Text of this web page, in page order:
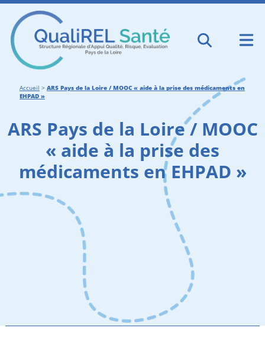
Accueil > ARS Pays de la Loire / MOOC « aide à la prise des médicaments en
EHPAD »
ARS Pays de la Loire / MOOC
« aide à la prise des
médicaments en EHPAD »